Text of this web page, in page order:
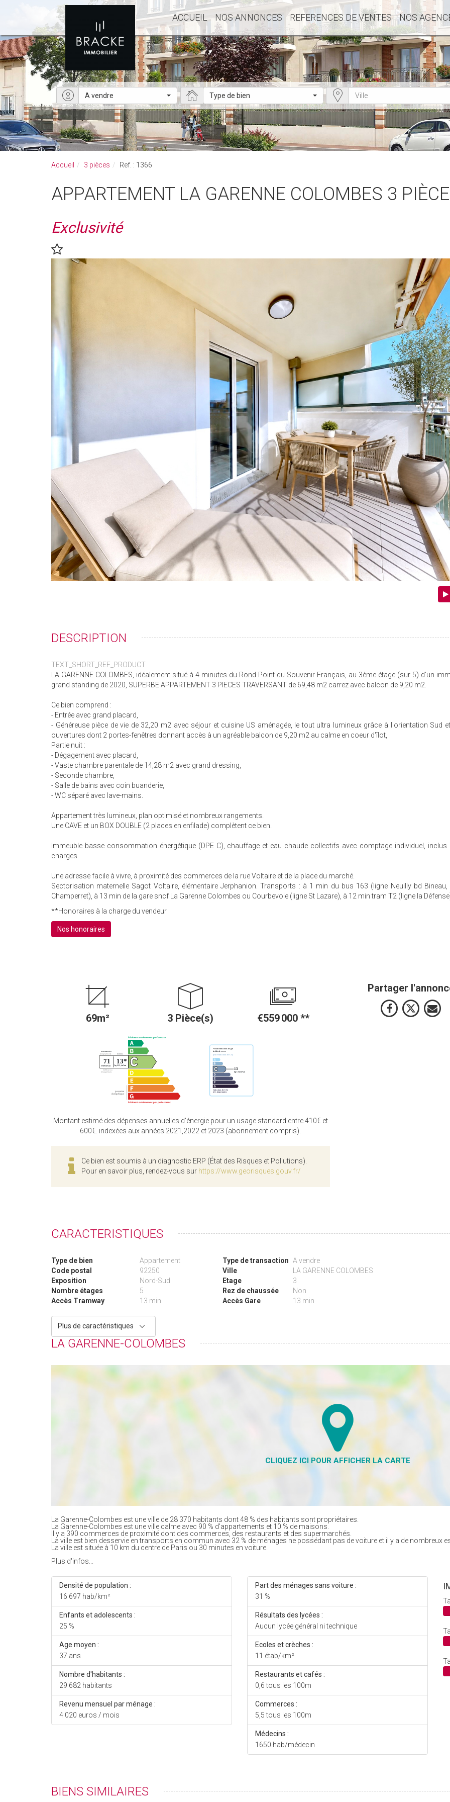
ACCUEIL NOS ANNONCES REFERENCES DE VENTES NOS
A vendre Type de bien
Accueil 3 pièces Ref. : 1366
APPARTEMENT LA GARENNE COLOMBES 3
Exclusivité
DESCRIPTION
TEXT_SHORT_REF_PRODUCT
LA GARENNE COLOMBES, idéalement situé à 4 minutes du Rond-Point du Souvenir Français, au 3ème étage (sur 5) d'un
grand standing de 2020, SUPERBE APPARTEMENT 3 PIECES TRAVERSANT de 69,48 m2 carrez avec balcon de 9,20 m2.
Ce bien comprend :
- Entrée avec grand placard,
- Généreuse pièce de vie de 32,20 m2 avec séjour et cuisine US aménagée, le tout ultra lumineux grâce à l'orientation Sud
ouvertures dont 2 portes-fenêtres donnant accès à un agréable balcon de 9,20 m2 au calme en coeur d'îlot,
Partie nuit :
- Dégagement avec placard,
- Vaste chambre parentale de 14,28 m2 avec grand dressing,
- Seconde chambre,
- Salle de bains avec coin buanderie,
- WC séparé avec lave-mains.
Appartement très lumineux, plan optimisé et nombreux rangements.
Une CAVE et un BOX DOUBLE (2 places en enfilade) complètent ce bien.
Immeuble basse consommation énergétique (DPE C), chauffage et eau chaude collectifs avec comptage individuel, inclus
charges.
Une adresse facile à vivre, à proximité des commerces de la rue Voltaire et de la place du marché.
Sectorisation maternelle Sagot Voltaire, élémentaire Jerphanion. Transports : à 1 min du bus 163 (ligne Neuilly bd Bineau,
Champerret), à 13 min de la gare sncf La Garenne Colombes ou Courbevoie (ligne St Lazare), à 12 min tram T2 (ligne la
**Honoraires à la charge du vendeur
Nos honoraires
69m² 3 Pièce(s) €559 000**
Montant estimé des dépenses annuelles d'énergie pour un usage standard entre 410€ et
600€. indexées aux années 2021,2022 et 2023 (abonnement compris).
Ce bien est soumis à un diagnostic ERP (État des Risques et Pollutions).
Pour en savoir plus, rendez-vous sur https://www.georisques.gouv.fr/
Partager
CARACTERISTIQUES
Type de bien
Appartement
Code postal
92250
Exposition
Nord-Sud
Nombre étages
5
Accès Tramway
13 min
Type de transaction A vendre
Ville
LA GARENNE COLOMBES
Etage
3
Rez de chaussée
Non
Accès Gare
13 min
Plus de caractéristiques
LA GARENNE-COLOMBES
La Garenne-Colombes est une ville de 28 370 habitants dont 48 % des habitants sont propriétaires.
La Garenne-Colombes est une ville calme avec 90 % d'appartements et 10 % de maisons.
Il y a 390 commerces de proximité dont des commerces, des restaurants et des supermarchés.
La ville est bien desservie en transports en commun avec 32 % de ménages ne possédant pas de voiture et il y a de nombreux
La ville est située à 10 km du centre de Paris ou 30 minutes en voiture.
Plus d'infos...
Densité de population :
16 697 hab/km²
Enfants et adolescents :
25 %
Age moyen :
37 ans
Nombre d'habitants :
29 682 habitants
Revenu mensuel par ménage :
4 020 euros / mois
Part des ménages sans voiture :
31 %
Résultats des lycées :
Aucun lycée général ni technique
Ecoles et crèches :
11 étab/km²
Restaurants et cafés :
0,6 tous les 100m
Commerces :
5,5 tous les 100m
Médecins :
1650 hab/médecin
BIENS SIMILAIRES